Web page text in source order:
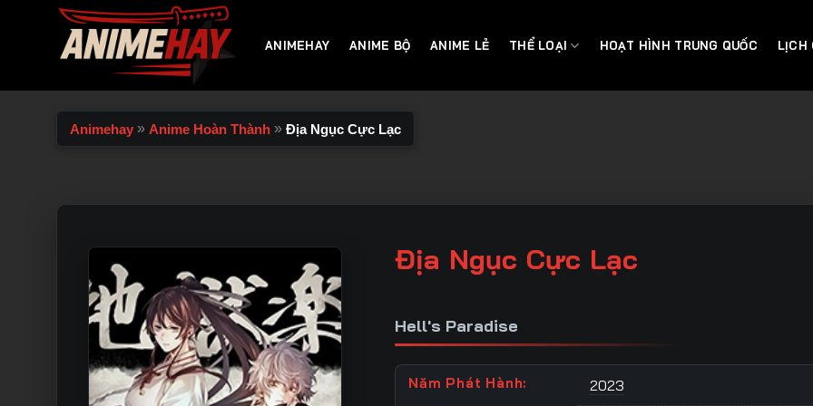
ANIMEHAY ANIME BỘ ANIME LẺ THỂ LOẠI HOẠT HÌNH TRUNG QUỐC LỊCH
Animehay » Anime Hoàn Thành » Địa Ngục Cực Lạc
Địa Ngục Cực Lạc
Hell's Paradise
Năm Phát Hành: 2023